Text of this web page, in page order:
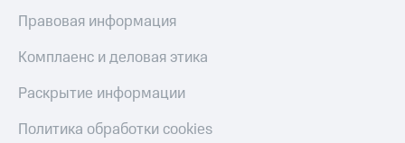
Правовая информация
Комплаенс и деловая этика
Раскрытие информации
Политика обработки cookies